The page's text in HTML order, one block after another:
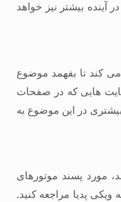
بیشتر نیز خواهد
کند تا بفهمد موضوع
هایی که در صفحات
در این موضوع به
مورد پسند موتورهای
پدیا مراجعه کنید.